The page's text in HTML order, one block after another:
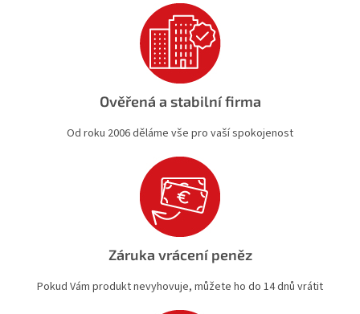
i
s
u
Ověřená a stabilní firma
Od roku 2006 děláme vše pro vaší spokojenost
Záruka vrácení peněz
Pokud Vám produkt nevyhovuje, můžete ho do 14 dnů vrátit